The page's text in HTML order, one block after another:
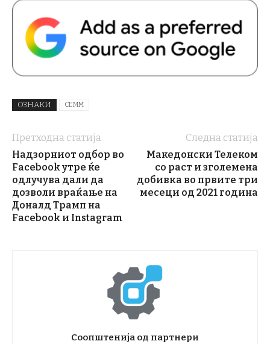
ОЗНАКИ СЕММ
Претходна статија
Надзорниот одбор во
Facebook утре ќе
одлучува дали да
дозволи враќање на
Доналд Трамп на
Facebook и Instagram
Следна статија
Македонски Телеком
со раст и зголемена
добивка во првите три
месеци од 2021 година
Соопштенија од партнери